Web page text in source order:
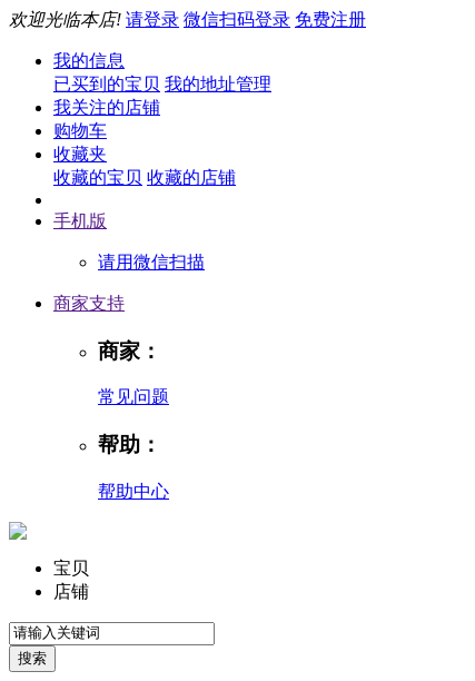
欢迎光临本店! 请登录 微信扫码登录 免费注册
我的信息
已买到的宝贝 我的地址管理
我关注的店铺
购物车
收藏夹
收藏的宝贝 收藏的店铺
手机版
请用微信扫描
商家支持
商家：
常见问题
帮助：
帮助中心
宝贝
店铺